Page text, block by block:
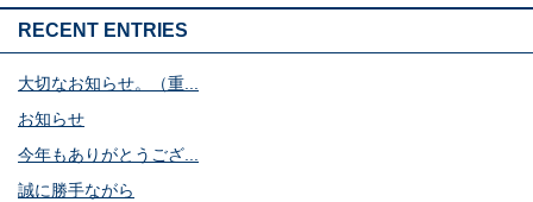
RECENT ENTRIES
大切なお知らせ。（重...
お知らせ
今年もありがとうござ...
誠に勝手ながら